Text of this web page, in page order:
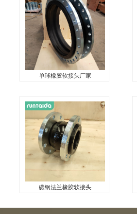
单球橡胶软接头厂家
...
碳钢法兰橡胶软接头